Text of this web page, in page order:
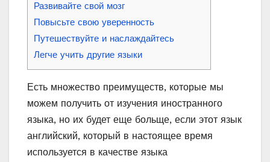
Развивайте свой мозг
Повысьте свою уверенность
Путешествуйте и наслаждайтесь
Легче учить другие языки
Есть множество преимуществ, которые мы
можем получить от изучения иностранного
языка, но их будет еще больще, если этот язык
английский, который в настоящее время
используется в качестве языка